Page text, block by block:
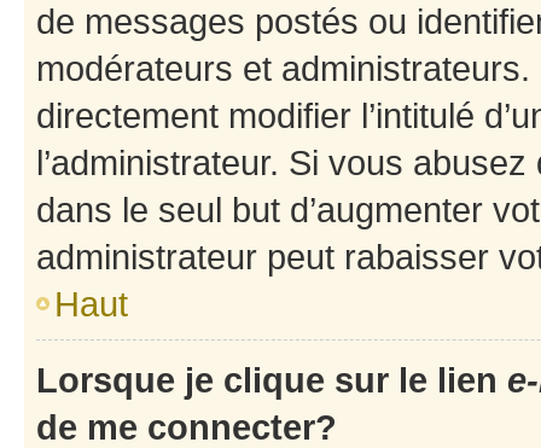
de messages postés ou
modérateurs et
directement modifier l’intitulé
l’administrateur. Si vous
dans le seul but d’augmenter
administrateur peut rabaisser
Haut
Lorsque je clique sur le lien
de me connecter?